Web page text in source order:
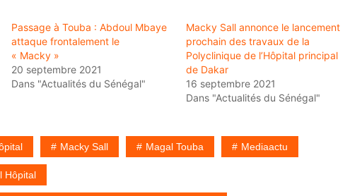
Passage à Touba : Abdoul Mbaye
attaque frontalement le
« Macky »
20 septembre 2021
Dans "Actualités du Sénégal"
Macky Sall annonce le lancement
prochain des travaux de la
Polyclinique de l’Hôpital principal
de Dakar
16 septembre 2021
Dans "Actualités du Sénégal"
Macky Sall Magal Touba Mediaactu
Hôpital